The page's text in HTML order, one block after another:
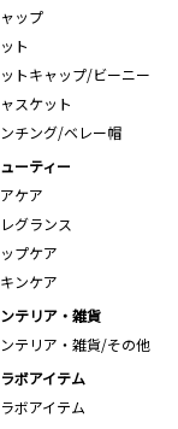
ップ
ト
トキャップ/ビーニー
スケット
チング/ベレー帽
ーティー
ケア
グランス
プケア
ンケア
テリア・雑貨
テリア・雑貨/その他
ボアイテム
ボアイテム